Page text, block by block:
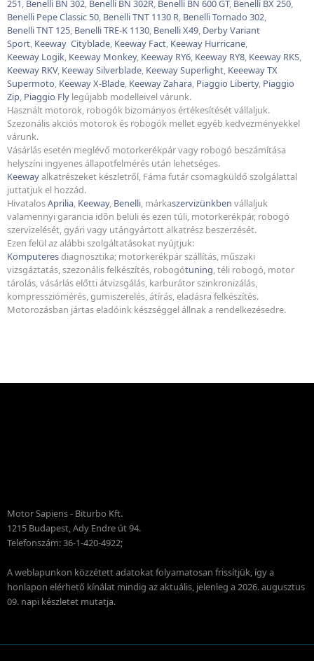
251 Benelli BN 302 Benelli BN 302R Benelli BN 600 GT, Benelli BX 250
Benelli Pepe Classic 50 BenelliTNT 1130 R BenelliTornado 302
BenelliTNT 125 Benelli TRE-K 1130 BenelliX49 Derby Variant
Sport Keeway Cityblade Keeway Fact Keeway Hurricane
Keeway Logik Keeway Monkey, Keeway RY6 Keeway RY8 Keeway RKS
Keeway RKV, KeewaySilverblade KeewaySuperlight KeeewayTX
Supermoto KeewayX-Blade KeewayZahara Piaggio Liberty, Piaggio
Zip Piaggio Fly legújabb modelleivel várunk.
Használt motorok, robogók bizományos értékesítését vállaljuk.
Szezonális akciós motorok és robogók mellet egyéb kedvezményekkel
várunk.
Vásárlás esetén meglévő motorkerékpár vagy robogó beszámítása
helyszíni ingyenes állapotfelmérés után lehetséges.
Keewayalkatrészeket készletről, Fáma futár csomagküldő szolgálattal
juttatjuk el hozzád.
HivatalosAprilia Keeway, Benelli , márkaszervizünkben vállaljuk
valamennyi garancia idõn belüli és ezen túli, motorkerékpár, robogó
szervizelését, gyári vagy utángyártott alkatrész beszerzését.
Ezen felül az alábbi szolgáltatásokat nyújtjuk:
Komputeresdiagnosztika; motorkerékpár szállítás, műszaki
vizsgáztatás, szezonális felkészítés, robogótuning , téli robogó, motor
tárolás, vásárlás előtti átvizsgálás, karburátor szinkronizálás,
kompressziómérés, gumiszerelés, átírás, eladásra felkészítés.
Motorozásban jártas eladóink készséggel állnak a rendelkezésedre.
Motor Sapiens - Biturbo Kft.
1215 Budapest, Ady Endre út 94.
Telefonszám: 36-1-420-4922;
A weblapunkon közzétett adatokat folyamatosan frissítjük, így a
honlapon elérhető kínálat mindig az aktuális, jelenleg a 2026. augusztus
09. napi készletet mutatja.